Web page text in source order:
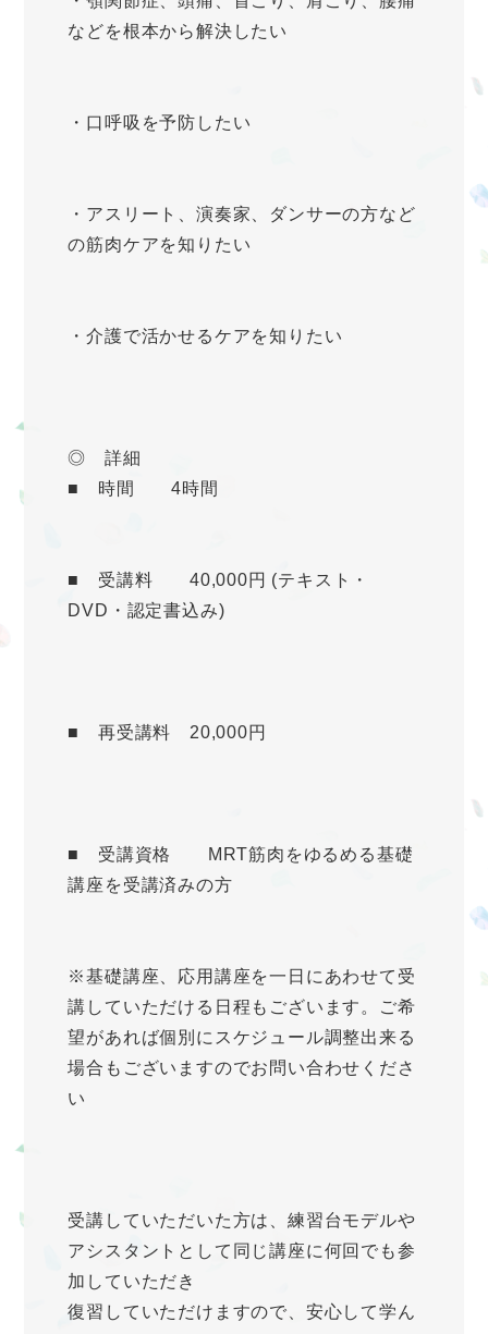
などを根本から解決したい
・口呼吸を予防したい
・アスリート、演奏家、ダンサーの方など
の筋肉ケアを知りたい
・介護で活かせるケアを知りたい
◎ 詳細
■ 時間 4時間
■ 受講料 40,000円 (テキスト・
DVD・認定書込み)
■ 再受講料 20,000円
■ 受講資格 MRT筋肉をゆるめる基礎
講座を受講済みの方
※基礎講座、応用講座を一日にあわせて受
講していただける日程もございます。ご希
望があれば個別にスケジュール調整出来る
場合もございますのでお問い合わせくださ
い
受講していただいた方は、練習台モデルや
アシスタントとして同じ講座に何回でも参
加していただき
復習していただけますので、安心して学ん